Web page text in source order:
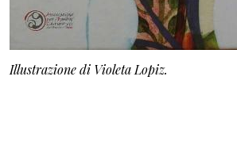
Illustrazione di Violeta Lopiz.